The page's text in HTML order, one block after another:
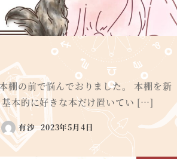
棚の前で悩んでおりました。 本棚を新
基本的に好きな本だけ置いてい […]
有沙 2023年5月4日